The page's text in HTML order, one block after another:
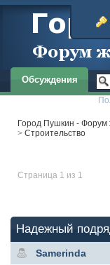
Обсуждения
Город Пушкин - Форум
> Строительство
Страница 1 из 1
Надежный
Samerinda